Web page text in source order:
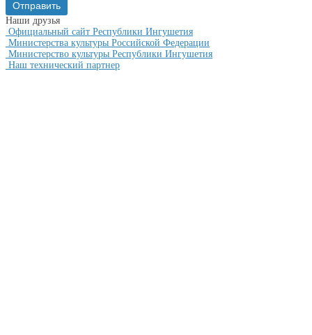
Наши друзья
Официальный сайт Республики Ингушетия
Министерства культуры Российской Федерации
Министерство культуры Республики Ингушетия
Наш технический партнер